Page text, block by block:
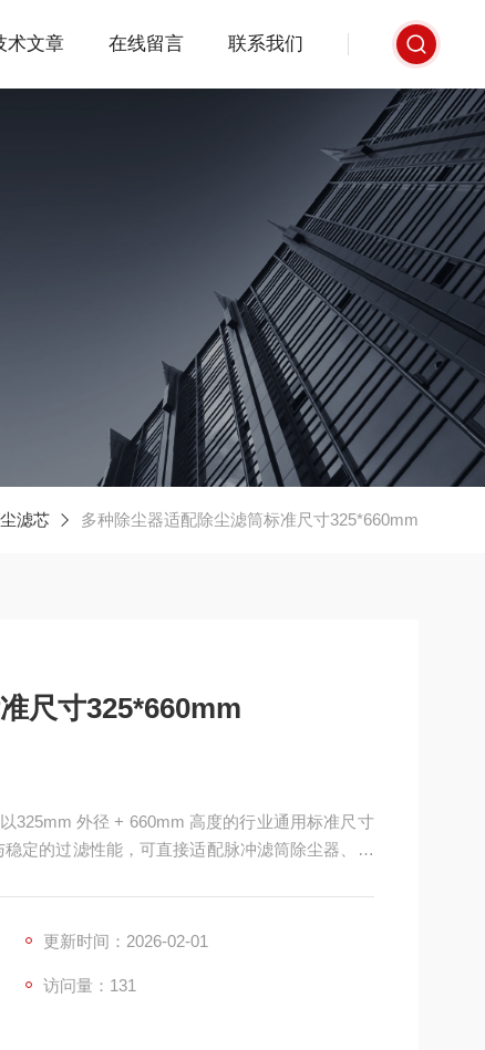
术文章 在线留言 联系我们
滤芯 多种除尘器适配除尘滤筒标准尺寸325*660mm
尺寸325*660mm
325mm 外径 + 660mm 高度的行业通用标准尺寸
定的过滤性能，可直接适配脉冲滤筒除尘器、布
更新时间：2026-02-01
访问量：131